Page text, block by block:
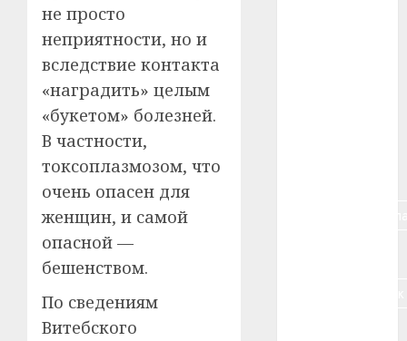
не просто
неприятности, но и
вследствие контакта
«наградить» целым
«букетом» болезней.
В частности,
токсоплазмозом, что
очень опасен для
женщин, и самой
опасной —
бешенством.
По сведениям
Витебского